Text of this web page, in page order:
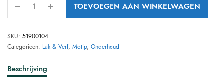
TOEVOEGEN AAN WINKELWAGEN
SKU: 51900104
Categorieën: Lak & Verf, Motip, Onderhoud
Beschrijving